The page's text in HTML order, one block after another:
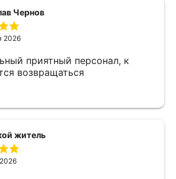
Чернов
2026
приятный персонал, к
возвращаться
житель